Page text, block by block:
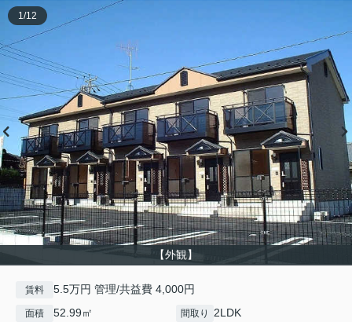
【外観】
1 /12
賃料 5.5万円 管理/共益費 4,000円
面積 52.99㎡ 間取り 2LDK